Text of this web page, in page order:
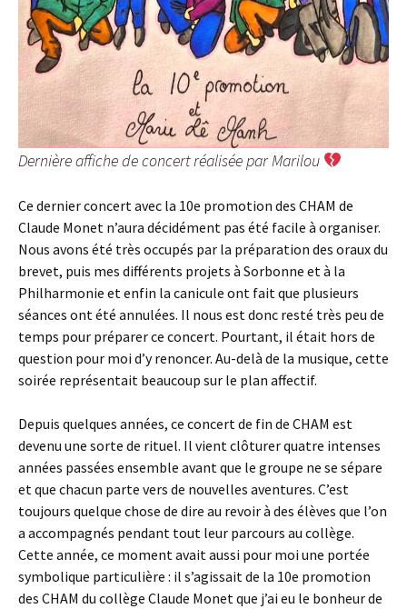
Dernière affiche de concert réalisée par Marilou
Ce dernier concert avec la 10e promotion des CHAM de
Claude Monet n’aura décidément pas été facile à organiser.
Nous avons été très occupés par la préparation des oraux du
brevet, puis mes différents projets à Sorbonne et à la
Philharmonie et enfin la canicule ont fait que plusieurs
séances ont été annulées. Il nous est donc resté très peu de
temps pour préparer ce concert. Pourtant, il était hors de
question pour moi d’y renoncer. Au-delà de la musique, cette
soirée représentait beaucoup sur le plan affectif.
Depuis quelques années, ce concert de fin de CHAM est
devenu une sorte de rituel. Il vient clôturer quatre intenses
années passées ensemble avant que le groupe ne se sépare
et que chacun parte vers de nouvelles aventures. C’est
toujours quelque chose de dire au revoir à des élèves que l’on
a accompagnés pendant tout leur parcours au collège.
Cette année, ce moment avait aussi pour moi une portée
symbolique particulière : il s’agissait de la 10e promotion
des CHAM du collège Claude Monet que j’ai eu le bonheur de